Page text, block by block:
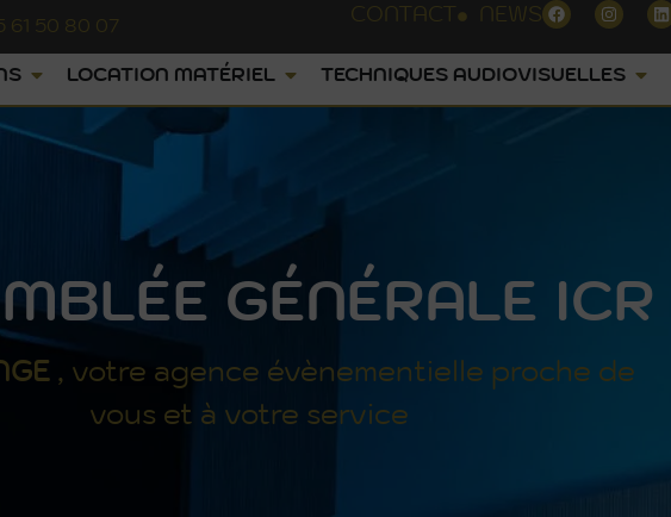
61 50 80 07 CONTACT NEWS
LOCATION MATÉRIEL TECHNIQUES AUDIOVISUELLES
GÉNÉRALE ICR
, votre agence évènementielle proche de
vous et à votre service